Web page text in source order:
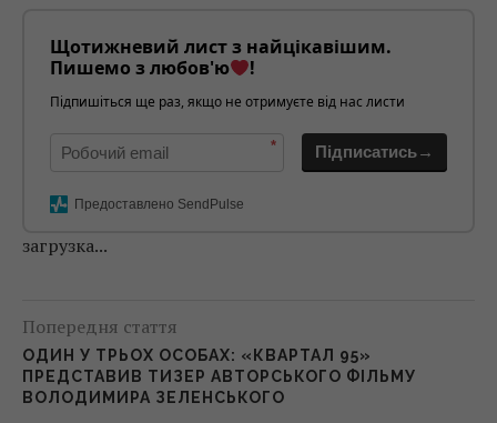
Щотижневий лист з найцікавішим.
Пишемо з любов'ю
!
Підпишіться ще раз, якщо не отримуєте від нас листи
* Підписатись→
Предоставлено SendPulse
загрузка...
Попередня стаття
ОДИН У ТРЬОХ ОСОБАХ: «КВАРТАЛ 95»
ПРЕДСТАВИВ ТИЗЕР АВТОРСЬКОГО ФІЛЬМУ
ВОЛОДИМИРА ЗЕЛЕНСЬКОГО